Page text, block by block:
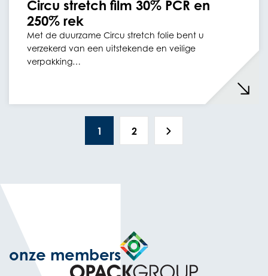
Circu stretch film 30% PCR en
250% rek
Met de duurzame Circu stretch folie bent u
verzekerd van een uitstekende en veilige
verpakking…
1 2
onze members